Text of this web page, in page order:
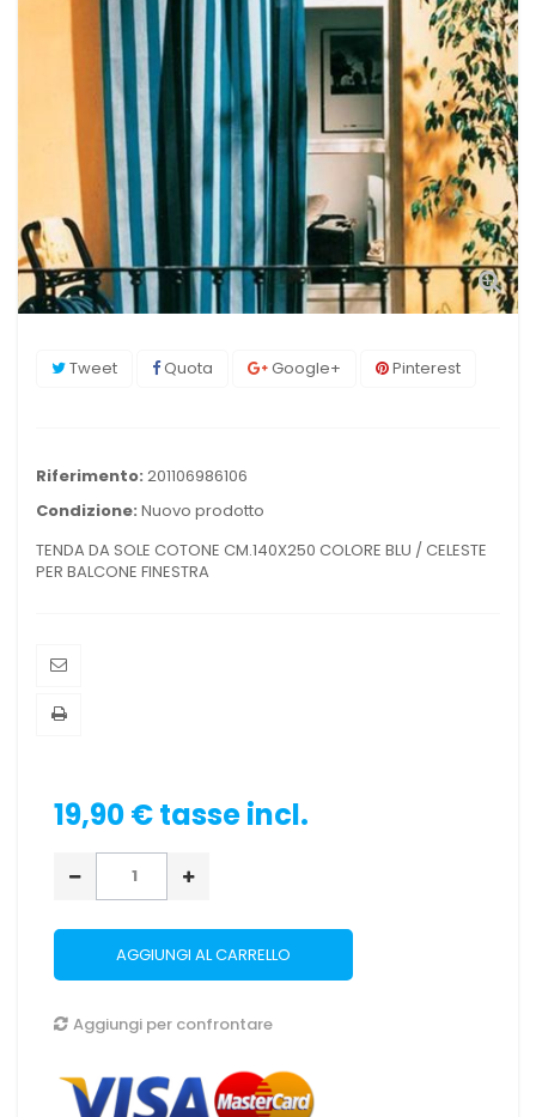
Tweet Quota Google+ Pinterest
Riferimento: 201106986106
Condizione: Nuovo prodotto
TENDA DA SOLE COTONE CM.140X250 COLORE BLU / CELESTE
PER BALCONE FINESTRA
19,90 €tasse incl.
AGGIUNGI AL CARRELLO
Aggiungi per confrontare